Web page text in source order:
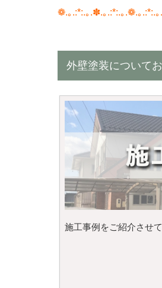
❁.｡.:*:.｡.✽.｡.:*:.｡.❁.｡.:*:.
外壁塗装について
施工事例をご紹介させて